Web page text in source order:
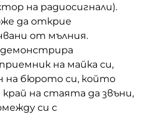
на радиосигнали).
да открие
от мълния.
на майка си,
на бюрото си, който
край на стаята да звъни,
си с